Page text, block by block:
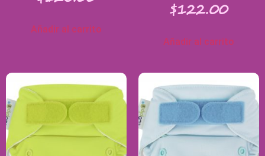
Añadir al carrito
$122.00
Añadir al carrito